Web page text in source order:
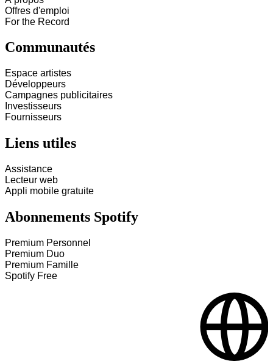
Offres d'emploi
For the Record
Communautés
Espace artistes
Développeurs
Campagnes publicitaires
Investisseurs
Fournisseurs
Liens utiles
Assistance
Lecteur web
Appli mobile gratuite
Abonnements Spotify
Premium Personnel
Premium Duo
Premium Famille
Spotify Free